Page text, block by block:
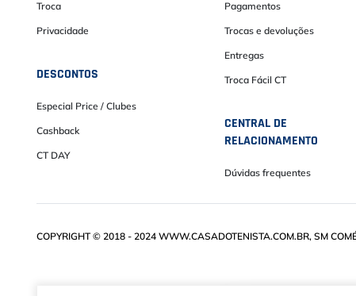
Troca
Privacidade
DESCONTOS
Especial Price / Clubes
Cashback
CT DAY
Pagamentos
Trocas e devoluções
Entregas
Troca Fácil CT
CENTRAL DE
RELACIONAMENTO
Dúvidas frequentes
COPYRIGHT © 2018 - 2024 WWW.CASADOTENISTA.COM.BR, SM